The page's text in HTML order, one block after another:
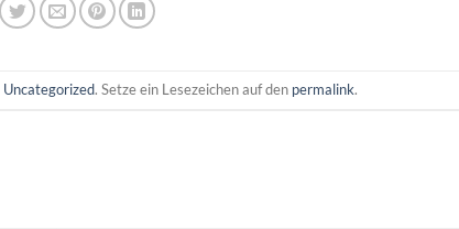
Uncategorized. Setze ein Lesezeichen auf den permalink.